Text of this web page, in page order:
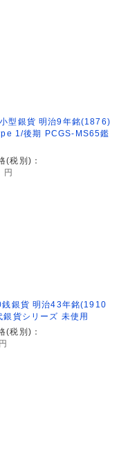
型銀貨 明治9年銘(1876)
1/後期 PCGS-MS65鑑
(税別)：
円
銭銀貨 明治43年銘(1910
銀貨シリーズ 未使用
(税別)：
円